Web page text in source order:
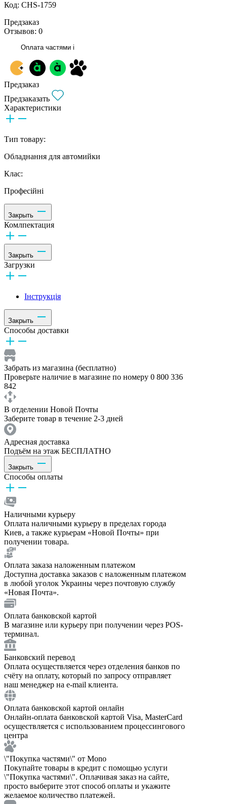
Код: CHS-1759
Предзаказ
Отзывов: 0
Оплата частями i
Предзаказ
Предзаказать
Характеристики
Тип товару:
Обладнання для автомийки
Клас:
Професійні
Закрыть
Комлпектация
Закрыть
Загрузки
Інструкція
Закрыть
Способы доставки
Забрать из магазина (бесплатно)
Проверьте наличие в магазине по номеру 0 800 336
842
В отделении Новой Почты
Заберите товар в течение 2-3 дней
Адресная доставка
Подъём на этаж БЕСПЛАТНО
Закрыть
Способы оплаты
Наличными курьеру
Оплата наличными курьеру в пределах города
Киев, а также курьерам «Новой Почты» при
получении товара.
Оплата заказа наложенным платежом
Доступна доставка заказов с наложенным платежом
в любой уголок Украины через почтовую службу
«Новая Почта».
Оплата банковской картой
В магазине или курьеру при получении через POS-
терминал.
Банковский перевод
Оплата осуществляется через отделения банков по
счёту на оплату, который по запросу отправляет
наш менеджер на e-mail клиента.
Оплата банковской картой онлайн
Онлайн-оплата банковской картой Visa, MasterCard
осуществляется с использованием процессингового
центра
\"Покупка частями\" от Mono
Покупайте товары в кредит с помощью услуги
\"Покупка частями\". Оплачивая заказ на сайте,
просто выберите этот способ оплаты и укажите
желаемое количество платежей.